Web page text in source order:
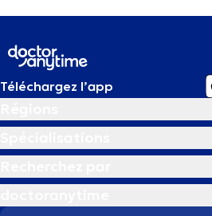
Téléchargez l’app